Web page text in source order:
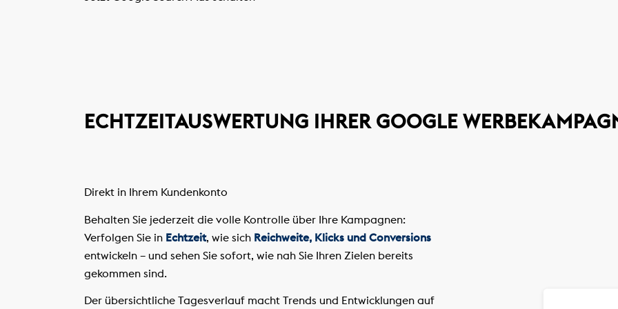
ECHTZEITAUSWERTUNG IHRER GOOGLE
Direkt in Ihrem Kundenkonto
Behalten Sie jederzeit die volle Kontrolle über Ihre Kampagnen:
Verfolgen Sie in Echtzeit, wie sich Reichweite, Klicks und Conversions
entwickeln – und sehen Sie sofort, wie nah Sie Ihren Zielen bereits
gekommen sind.
Der übersichtliche Tagesverlauf macht Trends und Entwicklungen auf